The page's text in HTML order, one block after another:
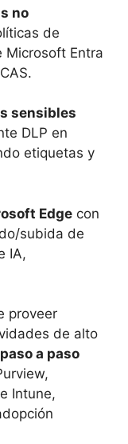
no
de
Microsoft Entra
sensibles
DLP en
etiquetas y
Edge con
subida de
IA,
proveer
de alto
a paso
Intune,